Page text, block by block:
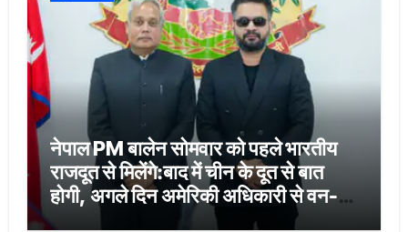
नेपाल PM बालेन सोमवार को पहले भारतीय
राजदूत से मिलेंगे:बाद में चीन के दूत से बात
होगी, अगले दिन अमेरिकी अधिकारी से वन-
टू-वन बैठक